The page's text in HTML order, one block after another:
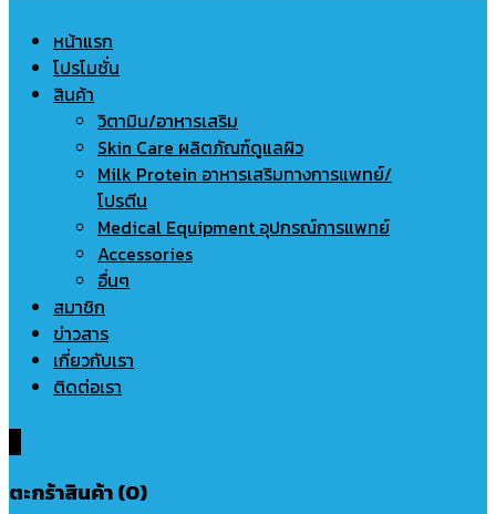
หน้าแรก
โปรโมชั่น
สินค้า
วิตามิน/อาหารเสริม
Skin Care ผลิตภัณฑ์ดูแลผิว
Milk Protein อาหารเสริมทางการแพทย์/
โปรตีน
Medical Equipment อุปกรณ์การแพทย์
Accessories
อื่นๆ
สมาชิก
ข่าวสาร
เกี่ยวกับเรา
ติดต่อเรา
ตะกร้าสินค้า (0)